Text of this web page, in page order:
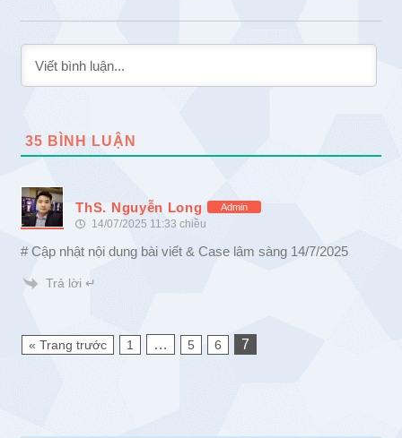
35 BÌNH LUẬN
ThS. Nguyễn Long Admin
14/07/2025 11:33 chiều
# Cập nhật nội dung bài viết & Case lâm sàng 14/7/2025
Trả lời ↵
« Trang trước 1 … 5 6 7